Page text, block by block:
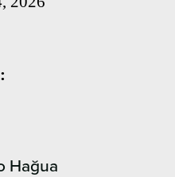
Hağua